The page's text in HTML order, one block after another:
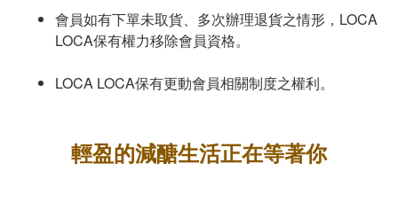
會員如有下單未取貨、多次辦理退貨之情形，LOCA
LOCA保有權力移除會員資格。
LOCA LOCA保有更動會員相關制度之權利。
​輕盈的減醣生活正在等著你